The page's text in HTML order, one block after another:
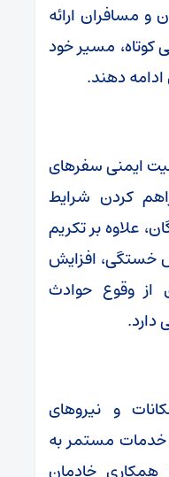
و مسافران ارائه
کوتاه، مسیر خود
ادامه دهند.
ایمنی سفرهای
کردن شرایط
علاوه بر تکریم
خستگی، افزایش
از وقوع حوادث
دارد.
و نیروهای
خدمات مستمر به
همکاری خادمان